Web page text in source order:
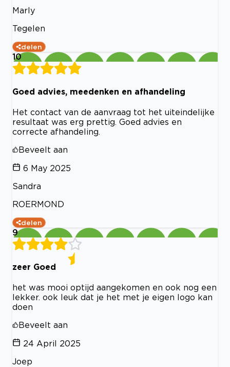
Marly
Tegelen
delen
10
Goed advies, meedenken en afhandeling
Het contact van de aanvraag tot het uiteindelijke
resultaat was erg prettig. Goed advies en
correcte afhandeling.
Beveelt aan
6 May 2025
Sandra
ROERMOND
delen
9
zeer Goed
het was mooi optijd aangekomen en ook nog een
lekker. ook leuk dat je het met je eigen logo kan
doen
Beveelt aan
24 April 2025
Joep